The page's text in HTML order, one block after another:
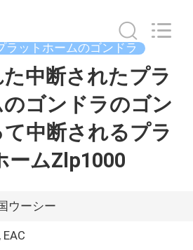
ラットホームのゴンドラ
中断されたプラ
ゴンドラのゴン
て中断されるプラ
ームZlp1000
ウーシー
EAC